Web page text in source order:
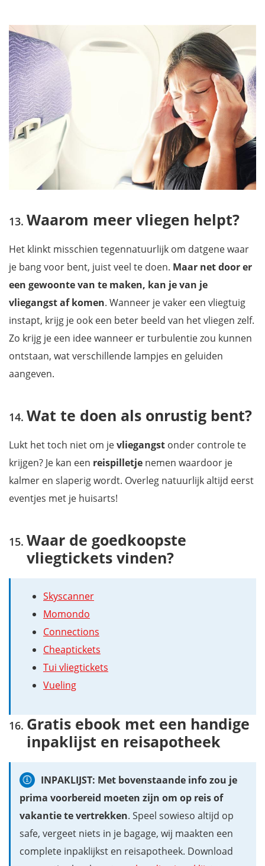
Waarom meer vliegen helpt?
Het klinkt misschien tegennatuurlijk om datgene waar
je bang voor bent, juist veel te doen. Maar net door er
een gewoonte van te maken, kan je van je
vliegangst af komen. Wanneer je vaker een vliegtuig
instapt, krijg je ook een beter beeld van het vliegen zelf.
Zo krijg je een idee wanneer er turbulentie zou kunnen
ontstaan, wat verschillende lampjes en geluiden
aangeven.
Wat te doen als onrustig bent?
Lukt het toch niet om jevliegangst onder controle te
krijgen? Je kan een reispilletje nemen waardoor je
kalmer en slaperig wordt. Overleg natuurlijk altijd eerst
eventjes met je huisarts!
Waar de goedkoopste
vliegtickets vinden?
Skyscanner
Momondo
Connections
Cheaptickets
Tui vliegtickets
Vueling
Gratis ebook met een handige
inpaklijst en reisapotheek
INPAKLIJST: Met bovenstaande info zou je
prima voorbereid moeten zijn om op reis of
vakantie te vertrekken. Speel sowieso altijd op
safe, vergeet niets in je bagage, wij maakten een
complete inpaklijkst en reisapotheek. Download